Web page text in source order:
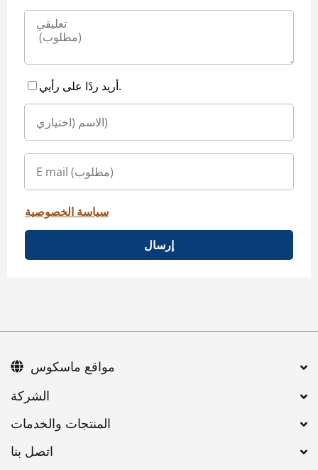
أريد ردًا على رأيي.
سياسة الخصوصية
إرسال
اتصل بنا
مواقع ماسكوس